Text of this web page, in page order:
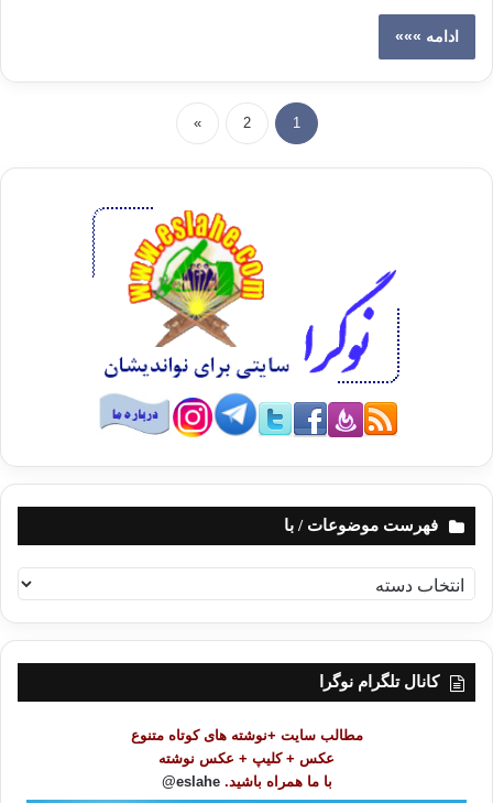
ادامه »»»
1
2
»
فهرست موضوعات / با
ه
ر
کانال تلگرام نوگرا
مطالب سایت +نوشته های کوتاه متنوع
عکس + کلیپ + عکس نوشته
با ما همراه باشید. eslahe@